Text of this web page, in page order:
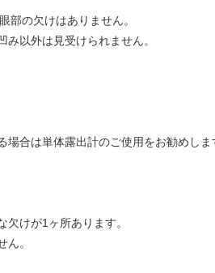
部の欠けはありません。
以外は見受けられません。
合は単体露出計のご使用をお勧めしま
けが1ヶ所あります。
。